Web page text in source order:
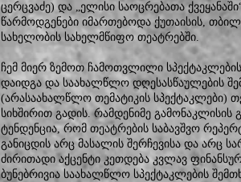
ცერცვაძე) და „ელისი საოცრებათა
წარმოდგენები იმართებოდა ქუთაისის,
სახელობის სახელმწიფო თეატრებში.
ჩემ მიერ ზემოთ ჩამოთვლილი
დაიდგა და საახალწლო დღესასწაულების
(არასაახალწლო თემატიკის სპექტაკლები)
სიხშირით გადის. რამდენიმე
ტენდენცია, რომ თეატრების საბავშვო
განიცდის არც მასალის შერჩევისა და არც
ძირითადი აქცენტი კეთდება კვლავ
ბუნებრივია საახალწლო სპექტაკლების